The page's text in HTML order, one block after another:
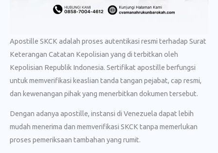
Apostille SKCK adalah proses autentikasi resmi terhadap Surat
Keterangan Catatan Kepolisian yang di terbitkan oleh
Kepolisian Republik Indonesia. Sertifikat apostille berfungsi
untuk memverifikasi keaslian tanda tangan pejabat, cap resmi,
dan kewenangan pihak yang menerbitkan dokumen tersebut.
Dengan adanya apostille, instansi di Venezuela dapat lebih
mudah menerima dan memverifikasi SKCK tanpa memerlukan
proses pemeriksaan tambahan yang rumit.